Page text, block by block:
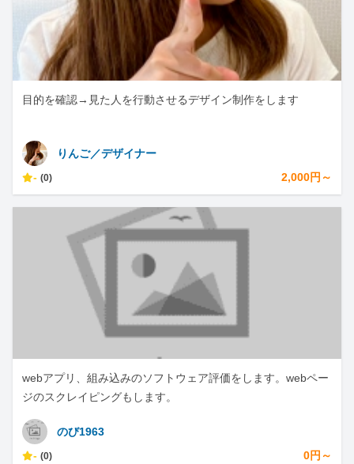
目的を確認→見た人を行動させるデザイン制作をします
りんご／デザイナー
- (0) 2,000円～
webアプリ、組み込みのソフトウェア評価をします。webペー
ジのスクレイピングもします。
のび1963
- (0) 0円～